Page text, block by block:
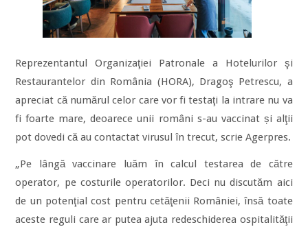
Reprezentantul Organizaţiei Patronale a Hotelurilor şi
Restaurantelor din România (HORA), Dragoş Petrescu, a
apreciat că numărul celor care vor fi testaţi la intrare nu va
fi foarte mare, deoarece unii români s-au vaccinat și alţii
pot dovedi că au contactat virusul în trecut, scrie Agerpres.
„Pe lângă vaccinare luăm în calcul testarea de către
operator, pe costurile operatorilor. Deci nu discutăm aici
de un potenţial cost pentru cetăţenii României, însă toate
aceste reguli care ar putea ajuta redeschiderea ospitalităţii